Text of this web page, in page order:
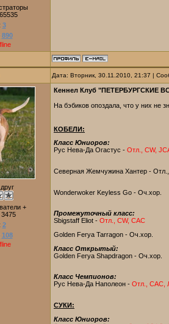
65535
3
890
Дата: Вторник, 30.11.2010, 21:37 |
+
3475
2
108
Кеннел Клуб "ПЕТЕРБУРГСКИЕ
На бэбиков опоздала, что у них не
КОБЕЛИ:
Класс Юниоров:
Рус Нева-Да Огастус - Отл., CW,
Северная Жемчужина Хантер -
Wonderwoker Keyless Go - Оч.хор.
Промежуточный класс:
Sbigstaff Eliot - Отл., CW, CAC
Golden Ferya Tarragon - Оч.хор.
Класс Открытый:
Golden Ferya Shapdragon - Оч.хор.
Класс Чемпионов:
Рус Нева-Да Наполеон - Отл., САС,
СУКИ:
Класс Юниоров: